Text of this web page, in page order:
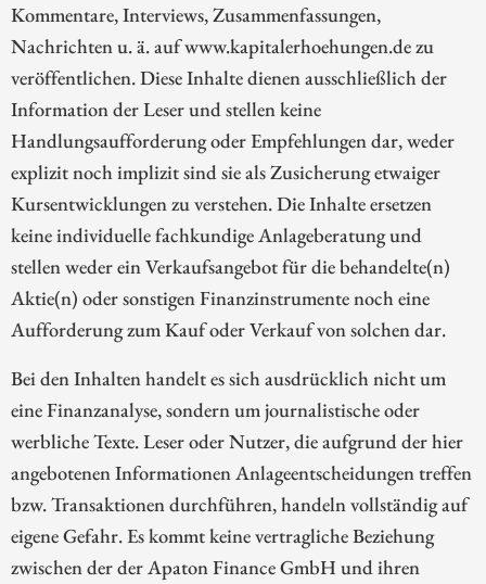
Kommentare, Interviews, Zusammenfassungen,
Nachrichten u. ä. auf www.kapitalerhoehungen.de zu
veröffentlichen. Diese Inhalte dienen ausschließlich der
Information der Leser und stellen keine
Handlungsaufforderung oder Empfehlungen dar, weder
explizit noch implizit sind sie als Zusicherung etwaiger
Kursentwicklungen zu verstehen. Die Inhalte ersetzen
keine individuelle fachkundige Anlageberatung und
stellen weder ein Verkaufsangebot für die behandelte(n)
Aktie(n) oder sonstigen Finanzinstrumente noch eine
Aufforderung zum Kauf oder Verkauf von solchen dar.
Bei den Inhalten handelt es sich ausdrücklich nicht um
eine Finanzanalyse, sondern um journalistische oder
werbliche Texte. Leser oder Nutzer, die aufgrund der hier
angebotenen Informationen Anlageentscheidungen treffen
bzw. Transaktionen durchführen, handeln vollständig auf
eigene Gefahr. Es kommt keine vertragliche Beziehung
zwischen der der Apaton Finance GmbH und ihren